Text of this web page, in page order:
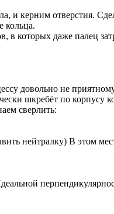
и керним отверстия.
кольца.
в которых даже палец
довольно не
шкребёт по корпусу
сверлить:
нейтралку) В этом